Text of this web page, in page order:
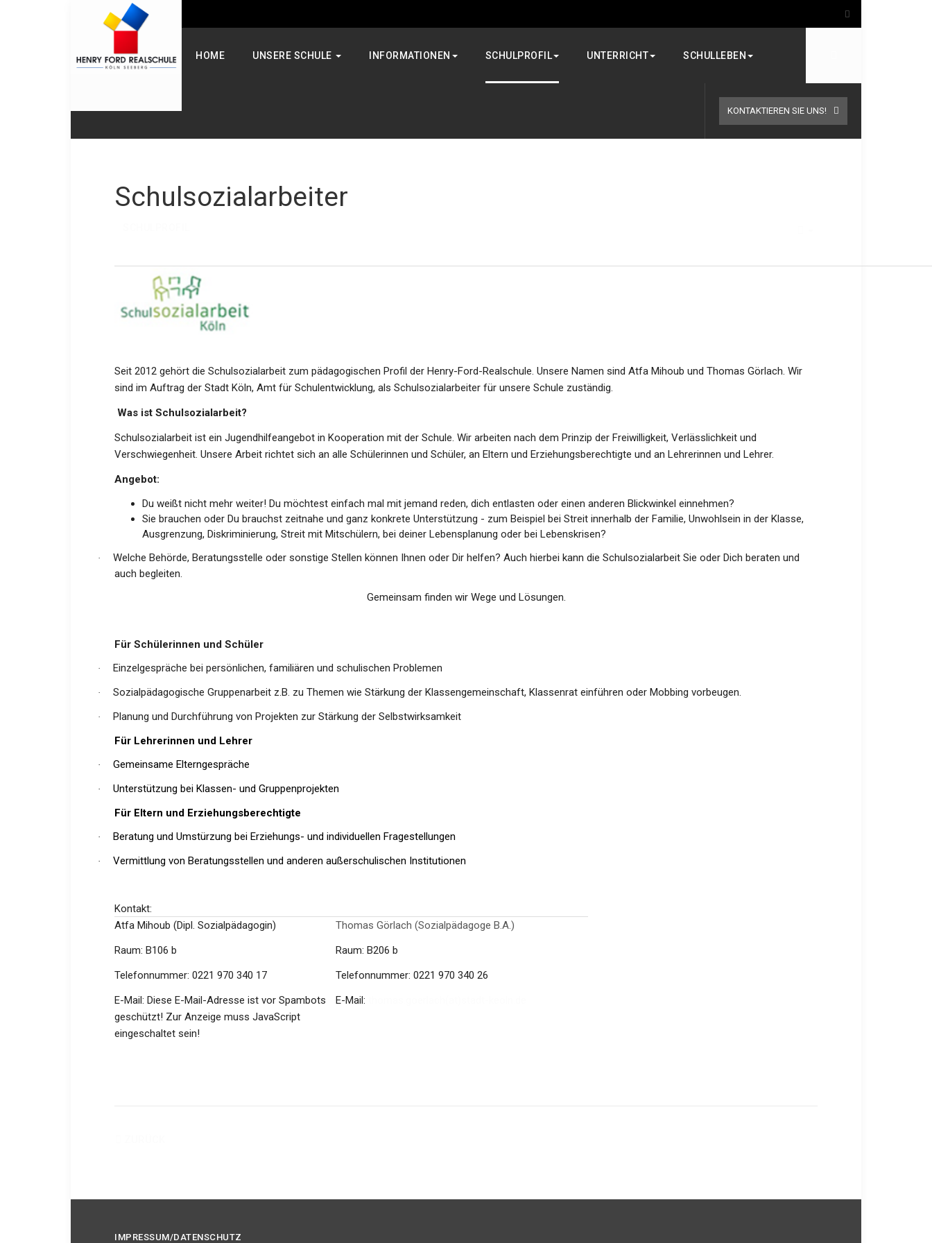
HOME UNSERE SCHULE INFORMATIONEN SCHULPROFIL UNTERRICHT SCHULLEBEN
KONTAKTIEREN SIE UNS!
Schulsozialarbeiter
Seit 2012 gehört die Schulsozialarbeit zum pädagogischen Profil der Henry-Ford-Realschule. Unsere Namen sind Atfa Mihoub und Thomas Görlach. Wir
sind im Auftrag der Stadt Köln, Amt für Schulentwicklung, als Schulsozialarbeiter für unsere Schule zuständig.
Was ist Schulsozialarbeit?
Schulsozialarbeit ist ein Jugendhilfeangebot in Kooperation mit der Schule. Wir arbeiten nach dem Prinzip der Freiwilligkeit, Verlässlichkeit und
Verschwiegenheit. Unsere Arbeit richtet sich an alle Schülerinnen und Schüler, an Eltern und Erziehungsberechtigte und an Lehrerinnen und Lehrer.
Angebot:
Du weißt nicht mehr weiter! Du möchtest einfach mal mit jemand reden, dich entlasten oder einen anderen Blickwinkel einnehmen?
Sie brauchen oder Du brauchst zeitnahe und ganz konkrete Unterstützung - zum Beispiel bei Streit innerhalb der Familie, Unwohlsein in der Klasse,
Ausgrenzung, Diskriminierung, Streit mit Mitschülern, bei deiner Lebensplanung oder bei Lebenskrisen?
·
Welche Behörde, Beratungsstelle oder sonstige Stellen können Ihnen oder Dir helfen? Auch hierbei kann die Schulsozialarbeit Sie oder Dich beraten und
auch begleiten.
Gemeinsam finden wir Wege und Lösungen.
Für Schülerinnen und Schüler
· Einzelgespräche bei persönlichen, familiären und schulischen Problemen
· Sozialpädagogische Gruppenarbeit z.B. zu Themen wie Stärkung der Klassengemeinschaft, Klassenrat einführen oder Mobbing vorbeugen.
·
Planung und Durchführung von Projekten zur Stärkung der Selbstwirksamkeit
Für Lehrerinnen und Lehrer
· Gemeinsame Elterngespräche
·
Unterstützung bei Klassen- und Gruppenprojekten
Für Eltern und Erziehungsberechtigte
· Beratung und Umstürzung bei Erziehungs- und individuellen Fragestellungen
· Vermittlung von Beratungsstellen und anderen außerschulischen Institutionen
Kontakt:
Atfa Mihoub (Dipl. Sozialpädagogin)
Raum: B106 b
Telefonnummer: 0221 970 340 17
E-Mail: Diese E-Mail-Adresse ist vor Spambots
geschützt! Zur Anzeige muss JavaScript
eingeschaltet sein!
Thomas Görlach (Sozialpädagoge B.A.)
Raum: B206 b
Telefonnummer: 0221 970 340 26
E-Mail:
IMPRESSUM/DATENSCHUTZ